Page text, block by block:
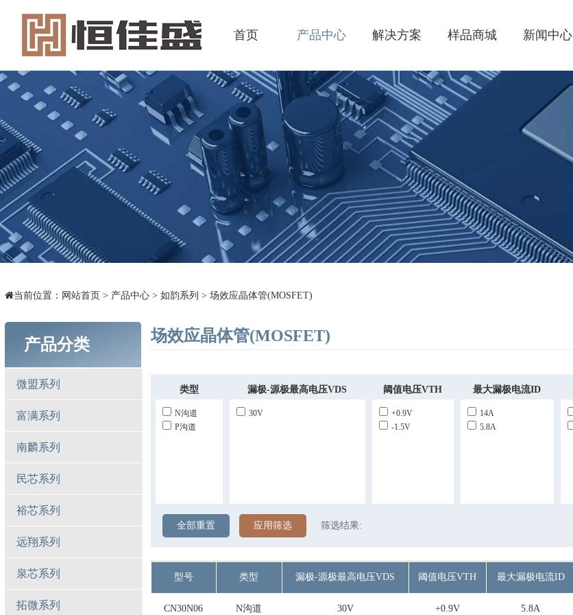
首页 产品中心 解决方案 样品商城 新闻中心
当前位置： 网站首页 > 产品中心> 如韵系列 > 场效应晶体管(MOSFET)
产品分类
微盟系列
富满系列
南麟系列
民芯系列
裕芯系列
远翔系列
泉芯系列
拓微系列
场效应晶体管(MOSFET)
类型 漏极-源极最高电压VDS 阈值电压VTH 最大漏极电流ID
N沟道
P沟道
30V
+0.9V
-1.5V
14A
5.8A
全部重置 应用筛选 筛选结果:
型号 类型 漏极-源极最高电压VDS 阈值电压VTH 最大漏极电流ID
CN30N06 N沟道 30V +0.9V 5.8A